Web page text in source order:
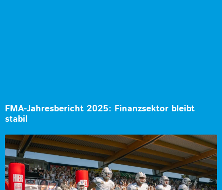
FMA-Jahresbericht 2025: Finanzsektor bleibt
stabil